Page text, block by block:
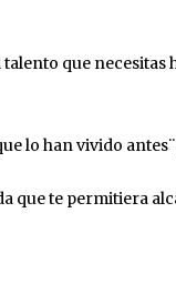
que necesitas
lo han vivido
que te permitiera